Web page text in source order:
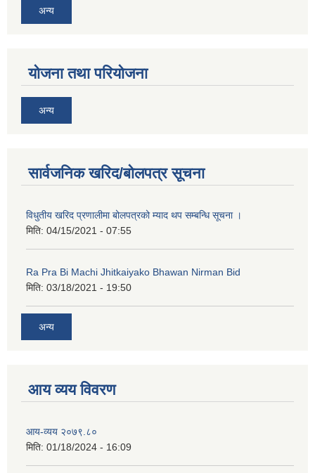
अन्य
योजना तथा परियोजना
अन्य
सार्वजनिक खरिद/बोलपत्र सूचना
विधुतीय खरिद प्रणालीमा बोलपत्रको म्याद थप सम्बन्धि सूचना ।
मिति: 04/15/2021 - 07:55
Ra Pra Bi Machi Jhitkaiyako Bhawan Nirman Bid
मिति: 03/18/2021 - 19:50
अन्य
आय व्यय विवरण
आय-व्यय २०७९.८०
मिति: 01/18/2024 - 16:09